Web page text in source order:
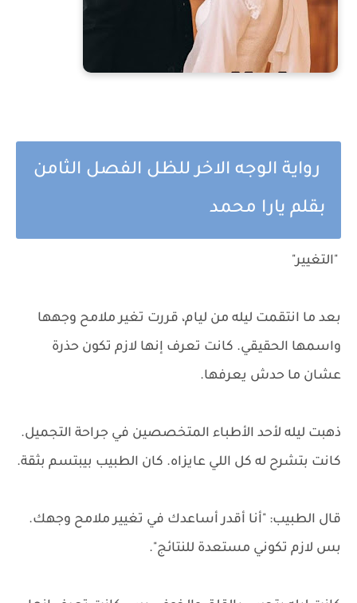
رواية الوجه الاخر للظل الفصل الثامن
بقلم يارا محمد
"التغيير"
بعد ما انتقمت ليله من ليام، قررت تغير ملامح وجهها
واسمها الحقيقي. كانت تعرف إنها لازم تكون حذرة
عشان ما حدش يعرفها.
ذهبت ليله لأحد الأطباء المتخصصين في جراحة التجميل.
كانت بتشرح له كل اللي عايزاه. كان الطبيب بيبتسم بثقة.
قال الطبيب: "أنا أقدر أساعدك في تغيير ملامح وجهك.
بس لازم تكوني مستعدة للنتائج".